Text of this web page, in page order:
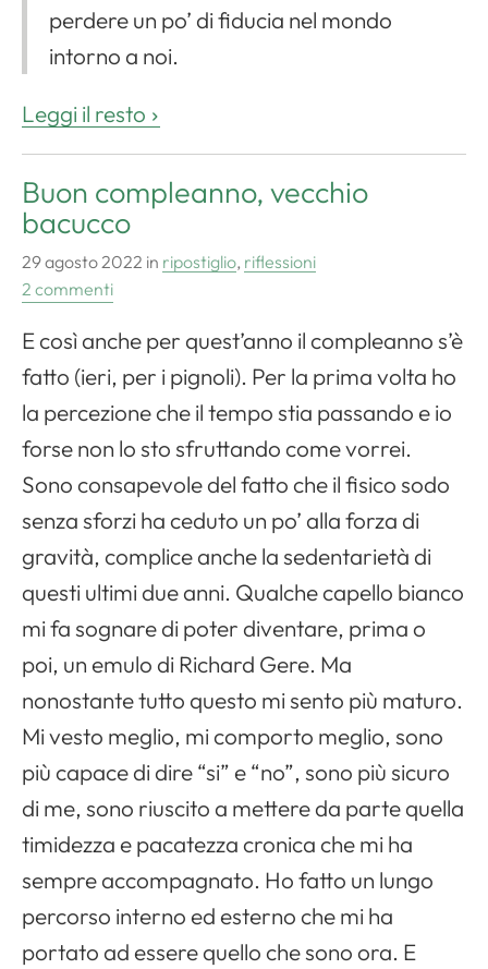
perdere un po’ di fiducia nel mondo
intorno a noi.
Leggi il resto
Buon compleanno, vecchio
bacucco
29 agosto 2022 in ripostiglio, riflessioni
2 commenti
E così anche per quest’anno il compleanno s’è
fatto (ieri, per i pignoli). Per la prima volta ho
la percezione che il tempo stia passando e io
forse non lo sto sfruttando come vorrei.
Sono consapevole del fatto che il fisico sodo
senza sforzi ha ceduto un po’ alla forza di
gravità, complice anche la sedentarietà di
questi ultimi due anni. Qualche capello bianco
mi fa sognare di poter diventare, prima o
poi, un emulo di Richard Gere. Ma
nonostante tutto questo mi sento più maturo.
Mi vesto meglio, mi comporto meglio, sono
più capace di dire “si” e “no”, sono più sicuro
di me, sono riuscito a mettere da parte quella
timidezza e pacatezza cronica che mi ha
sempre accompagnato. Ho fatto un lungo
percorso interno ed esterno che mi ha
portato ad essere quello che sono ora. E
Apri il menu di navigazione